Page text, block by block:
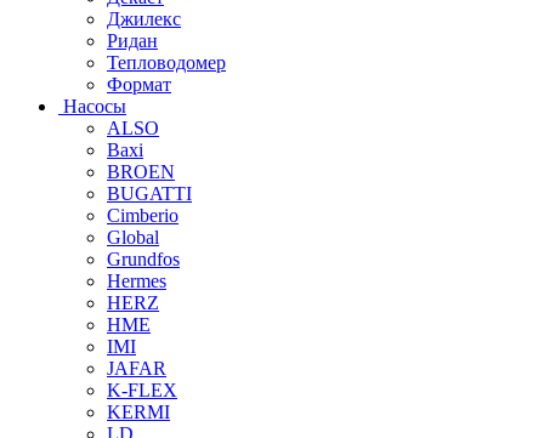
Джилекс
Ридан
Тепловодомер
Формат
Насосы
ALSO
Baxi
BROEN
BUGATTI
Cimberio
Global
Grundfos
Hermes
HERZ
HME
IMI
JAFAR
K-FLEX
KERMI
LD